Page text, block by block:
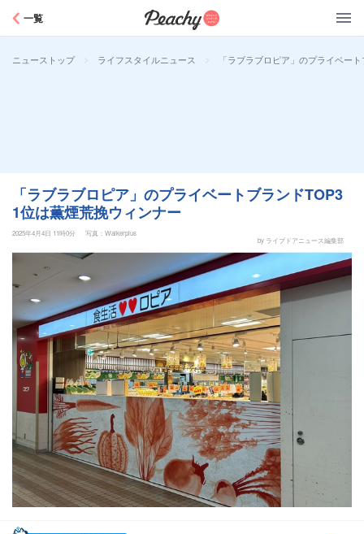
一覧
ニューストップ > ライフスタイルニュース > 「ラブラブロピア」のプライベー
「ラブラブロピア」のプライベートブランドTOP3
1位は薫煙荒挽ウィンナー
2025年4月4日 11時0分
写真：Walkerplus
by ライブドアニュース編集部